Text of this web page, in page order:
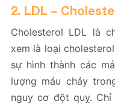
2. LDL –
Cholesterol LDL là
xem là loại
sự hình thành các
lượng máu chảy
nguy cơ đột quỵ.